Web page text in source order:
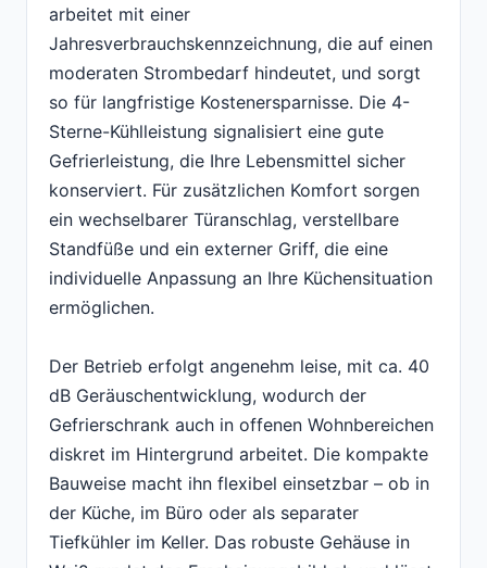
arbeitet mit einer
Jahresverbrauchskennzeichnung, die auf einen
moderaten Strombedarf hindeutet, und sorgt
so für langfristige Kostenersparnisse. Die 4-
Sterne-Kühlleistung signalisiert eine gute
Gefrierleistung, die Ihre Lebensmittel sicher
konserviert. Für zusätzlichen Komfort sorgen
ein wechselbarer Türanschlag, verstellbare
Standfüße und ein externer Griff, die eine
individuelle Anpassung an Ihre Küchensituation
ermöglichen.
Der Betrieb erfolgt angenehm leise, mit ca. 40
dB Geräuschentwicklung, wodurch der
Gefrierschrank auch in offenen Wohnbereichen
diskret im Hintergrund arbeitet. Die kompakte
Bauweise macht ihn flexibel einsetzbar – ob in
der Küche, im Büro oder als separater
Tiefkühler im Keller. Das robuste Gehäuse in